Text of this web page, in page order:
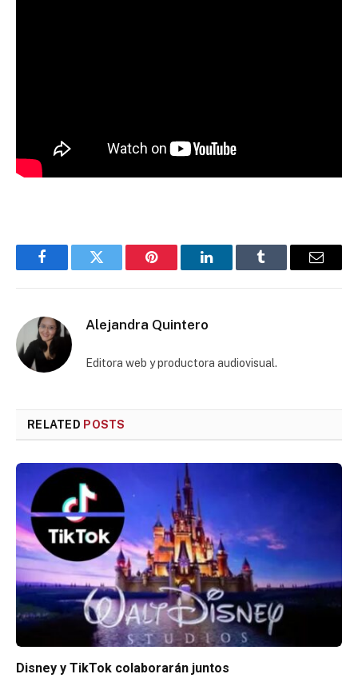
FacebookTwitter Pinterest LinkedInTumblr Email
Alejandra Quintero
Editora web y productora audiovisual.
RELATED POSTS
Disney y TikTok colaborarán juntos